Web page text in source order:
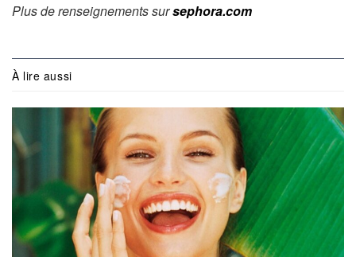
Plus de renseignements sursephora.com
À lire aussi